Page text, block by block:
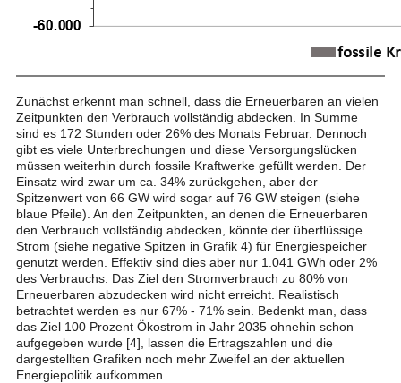
Zunächst erkennt man schnell, dass die Erneuerbaren an vielen
Zeitpunkten den Verbrauch vollständig abdecken. In Summe
sind es 172 Stunden oder 26% des Monats Februar. Dennoch
gibt es viele Unterbrechungen und diese Versorgungslücken
müssen weiterhin durch fossile Kraftwerke gefüllt werden. Der
Einsatz wird zwar um ca. 34% zurückgehen, aber der
Spitzenwert von 66 GW wird sogar auf 76 GW steigen (siehe
blaue Pfeile). An den Zeitpunkten, an denen die Erneuerbaren
den Verbrauch vollständig abdecken, könnte der überflüssige
Strom (siehe negative Spitzen in Grafik 4) für Energiespeicher
genutzt werden. Effektiv sind dies aber nur 1.041 GWh oder 2%
des Verbrauchs. Das Ziel den Stromverbrauch zu 80% von
Erneuerbaren abzudecken wird nicht erreicht. Realistisch
betrachtet werden es nur 67% - 71% sein. Bedenkt man, dass
das Ziel 100 Prozent Ökostrom in Jahr 2035 ohnehin schon
aufgegeben wurde [4], lassen die Ertragszahlen und die
dargestellten Grafiken noch mehr Zweifel an der aktuellen
Energiepolitik aufkommen.